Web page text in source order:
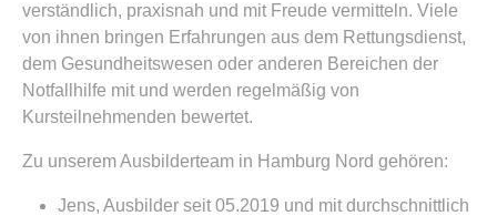
verständlich, praxisnah und mit Freude vermitteln. Viele
von ihnen bringen Erfahrungen aus dem Rettungsdienst,
dem Gesundheitswesen oder anderen Bereichen der
Notfallhilfe mit und werden regelmäßig von
Kursteilnehmenden bewertet.
Zu unserem Ausbilderteam in Hamburg Nord gehören:
Jens, Ausbilder seit 05.2019 und mit durchschnittlich